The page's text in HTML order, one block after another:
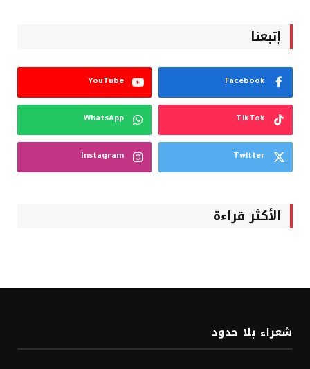
إتبعنا
Facebook
YouTube
TikTok
WhatsApp
Twitter
Instagram
الأكثر قراءة
شعراء بلا حدود